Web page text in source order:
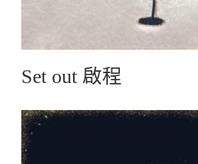
Set out 啟程